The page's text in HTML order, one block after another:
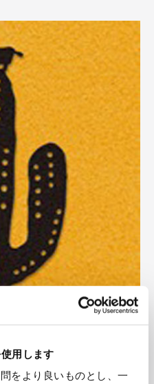
用します
をより良いものとし、一